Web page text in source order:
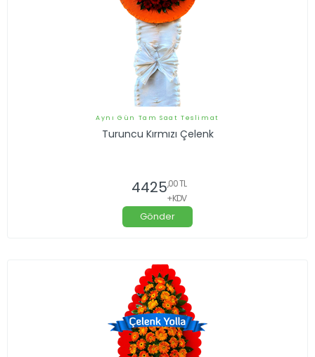
Aynı Gün Tam Saat Teslimat
Turuncu Kırmızı Çelenk
4425,00 TL
+KDV
Gönder